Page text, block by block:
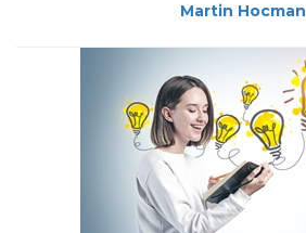
Martin Hocman